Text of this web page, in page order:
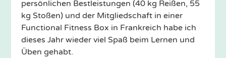
persönlichen Bestleistungen (40 kg Reißen, 55
kg Stoßen) und der Mitgliedschaft in einer
Functional Fitness Box in Frankreich habe ich
dieses Jahr wieder viel Spaß beim Lernen und
Üben gehabt.